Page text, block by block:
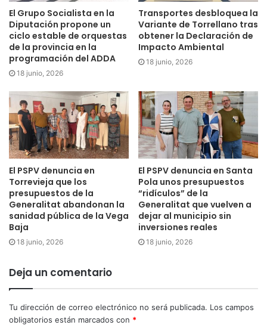
Etiquetas consumo Elda ELIZABETH BELDA
El Grupo Socialista en la
Diputación propone un
ciclo estable de orquestas
de la provincia en la
programación del ADDA
18 junio, 2026
Transportes desbloquea la
Variante de Torrellano tras
obtener la Declaración de
Impacto Ambiental
18 junio, 2026
El PSPV denuncia en
Torrevieja que los
presupuestos de la
Generalitat abandonan la
sanidad pública de la Vega
Baja
18 junio, 2026
El PSPV denuncia en Santa
Pola unos presupuestos
“ridículos” de la
Generalitat que vuelven a
dejar al municipio sin
inversiones reales
18 junio, 2026
Deja un comentario
Tu dirección de correo electrónico no será publicada. Los campos
obligatorios están marcados con *